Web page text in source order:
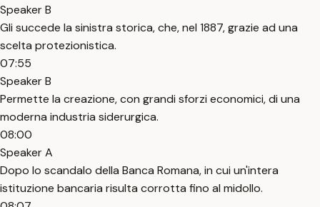
Speaker B
Gli succede la sinistra storica, che, nel 1887, grazie ad una
scelta protezionistica.
07:55
Speaker B
Permette la creazione, con grandi sforzi economici, di una
moderna industria siderurgica.
08:00
Speaker A
Dopo lo scandalo della Banca Romana, in cui un'intera
istituzione bancaria risulta corrotta fino al midollo.